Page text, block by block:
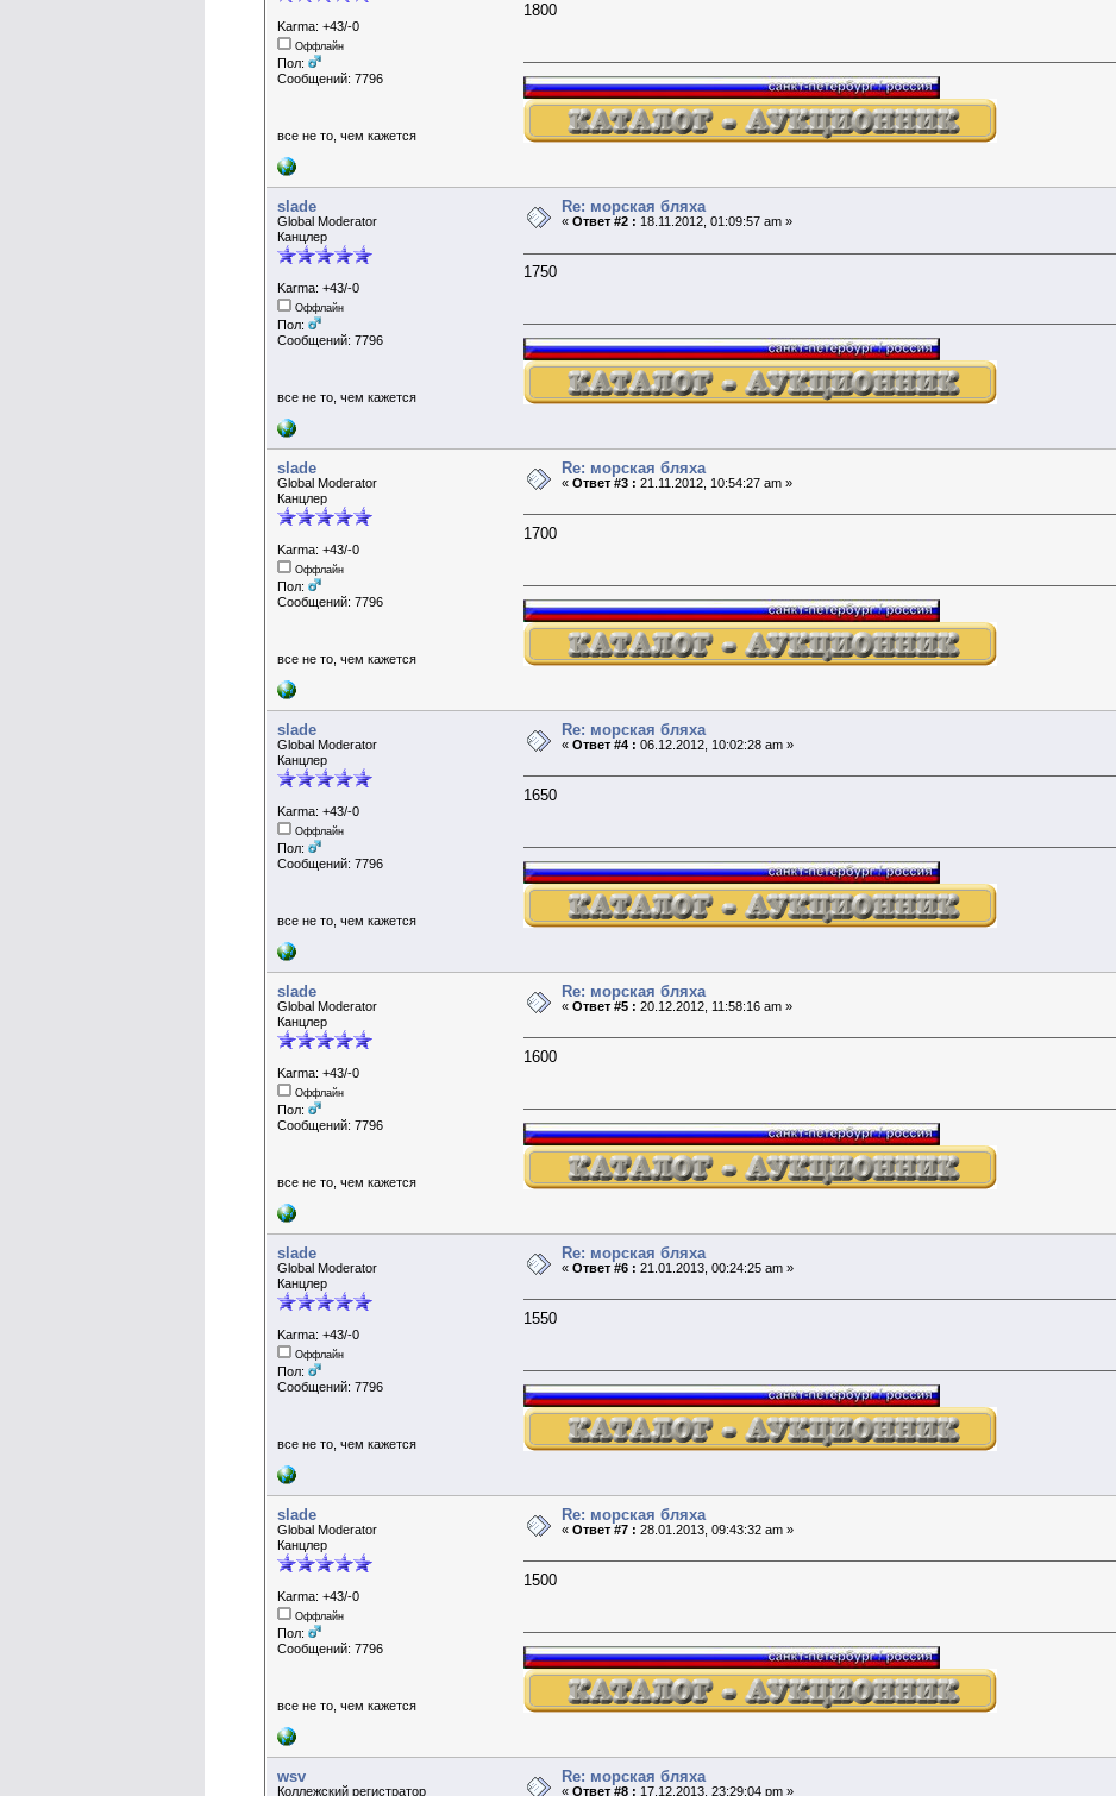
Karma: +43/-0
Оффлайн
Пол:
Сообщений: 7796
все не то, чем кажется
1800
slade
Global Moderator
Канцлер
Karma: +43/-0
Оффлайн
Пол:
Сообщений: 7796
все не то, чем кажется
Re: морская бляха
«Ответ #2 : 18.11.2012, 01:09:57 am »
1750
slade
Global Moderator
Канцлер
Karma: +43/-0
Оффлайн
Пол:
Сообщений: 7796
все не то, чем кажется
Re: морская бляха
«Ответ #3 : 21.11.2012, 10:54:27 am »
1700
slade
Global Moderator
Канцлер
Karma: +43/-0
Оффлайн
Пол:
Сообщений: 7796
все не то, чем кажется
Re: морская бляха
«Ответ #4 : 06.12.2012, 10:02:28 am »
1650
slade
Global Moderator
Канцлер
Karma: +43/-0
Оффлайн
Пол:
Сообщений: 7796
все не то, чем кажется
Re: морская бляха
«Ответ #5 : 20.12.2012, 11:58:16 am »
1600
slade
Global Moderator
Канцлер
Karma: +43/-0
Оффлайн
Пол:
Сообщений: 7796
все не то, чем кажется
Re: морская бляха
«Ответ #6 : 21.01.2013, 00:24:25 am »
1550
slade
Global Moderator
Канцлер
Karma: +43/-0
Оффлайн
Пол:
Сообщений: 7796
все не то, чем кажется
Re: морская бляха
«Ответ #7 : 28.01.2013, 09:43:32 am »
1500
wsv
Коллежский регистратор
Re: морская бляха
«Ответ #8 : 17.12.2013, 23:29:04 pm »